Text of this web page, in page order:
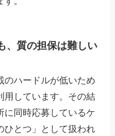
、質の担保は難しい
のハードルが低いため
用しています。その結
に同時応募しているケ
ひとつ」として扱われ